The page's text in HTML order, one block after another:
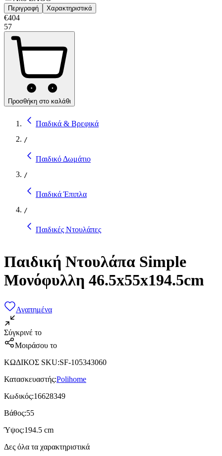
Περιγραφή Χαρακτηριστικά
€404
57
Προσθήκη στο καλάθι
Παιδικά & Βρεφικά
/
Παιδικό Δωμάτιο
/
Παιδικά Έπιπλα
/
Παιδικές Ντουλάπες
Παιδική Ντουλάπα Simple
Μονόφυλλη 46.5x55x194.5cm
Αγαπημένα
Σύγκρινέ το
Μοιράσου το
ΚΩΔΙΚΟΣ SKU:SF-105343060
Κατασκευαστής:Polihome
Κωδικός:16628349
Βάθος:55
Ύψος:194.5 cm
Δες όλα τα χαρακτηριστικά